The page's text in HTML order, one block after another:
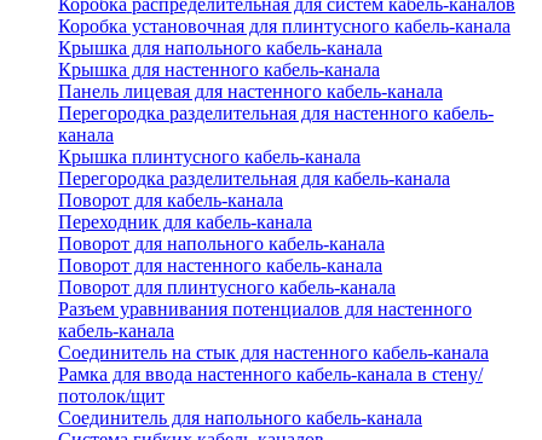
Коробка распределительная для систем кабель-каналов
Коробка установочная для плинтусного кабель-канала
Крышка для напольного кабель-канала
Крышка для настенного кабель-канала
Панель лицевая для настенного кабель-канала
Перегородка разделительная для настенного кабель-
канала
Крышка плинтусного кабель-канала
Перегородка разделительная для кабель-канала
Поворот для кабель-канала
Переходник для кабель-канала
Поворот для напольного кабель-канала
Поворот для настенного кабель-канала
Поворот для плинтусного кабель-канала
Разъем уравнивания потенциалов для настенного
кабель-канала
Соединитель на стык для настенного кабель-канала
Рамка для ввода настенного кабель-канала в стену/
потолок/щит
Соединитель для напольного кабель-канала